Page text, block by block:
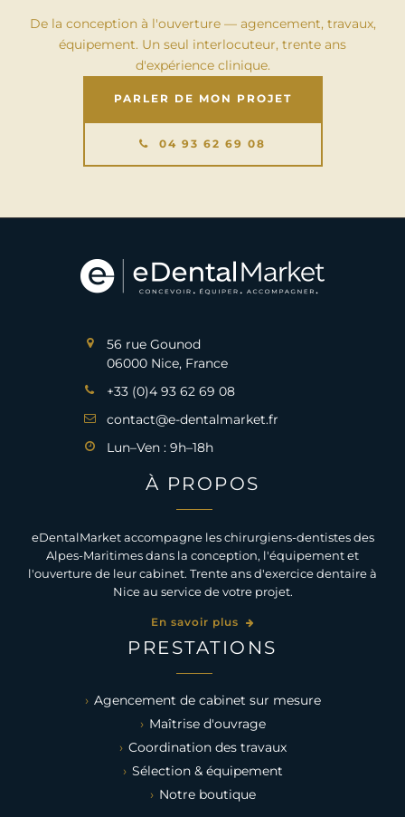
De la conception à l'ouverture — agencement, travaux,
équipement. Un seul interlocuteur, trente ans
d'expérience clinique.
PARLER DE MON PROJET
04 93 62 69 08
56 rue Gounod
06000 Nice, France
+33 (0)4 93 62 69 08
contact@e-dentalmarket.fr
Lun–Ven : 9h–18h
À PROPOS
eDentalMarket accompagne les chirurgiens-dentistes des
Alpes-Maritimes dans la conception, l'équipement et
l'ouverture de leur cabinet. Trente ans d'exercice dentaire à
Nice au service de votre projet.
En savoir plus
PRESTATIONS
Agencement de cabinet sur mesure
Maîtrise d'ouvrage
Coordination des travaux
Sélection & équipement
Notre boutique